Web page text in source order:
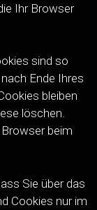
Ihr Browser
sind so
Ende Ihres
bleiben
löschen.
beim
Sie über das
Cookies nur im